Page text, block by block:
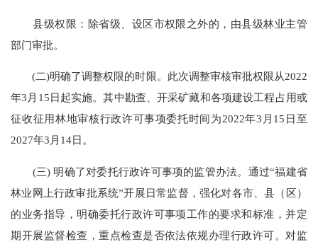
县级权限：除省级、设区市权限之外的，由县级林业主管
部门审批。
(二)明确了调整权限的时限。此次调整审核审批权限从2022
年3月15日起实施。其中勘查、开采矿藏和各项建设工程占用或
征收征用林地审核行政许可事项委托时间为2022年3月15日至
2027年3月14日。
(三) 明确了对委托行政许可事项的监管办法。通过“福建省
林业网上行政审批系统”开展日常监督，强化对各市、县（区）
的业务指导，明确委托行政许可事项工作的要求和标准，并定
期开展监督检查，重点检查是否依法依规办理行政许可。对监